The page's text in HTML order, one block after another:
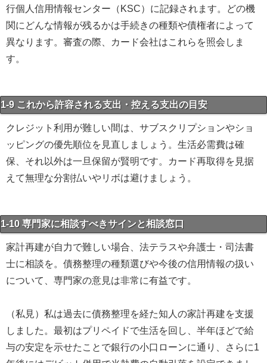
行個人信用情報センター（KSC）に記録されます。どの機
関にどんな情報が残るかは手続きの種類や債権者によって
異なります。審査の際、カード会社はこれらを照会しま
す。
1-9 これから許容される支出・控える支出の目安
クレジット利用が難しい間は、サブスクリプションやショ
ッピングの優先順位を見直しましょう。生活必需費は確
保、それ以外は一旦保留が賢明です。カード再取得を見据
えて無理な分割払いやリボは避けましょう。
1-10 専門家に相談すべきサインと相談窓口
家計再建が自力で難しい場合、法テラスや弁護士・司法書
士に相談を。債務整理の種類選びや今後の信用情報の扱い
について、専門家の意見は非常に有益です。
（私見）私は過去に債務整理を経た知人の家計再建を支援
しました。最初はプリペイドで生活を回し、半年ほどで給
与の安定を示せたことで銀行の小口ローンに通り、さらに1